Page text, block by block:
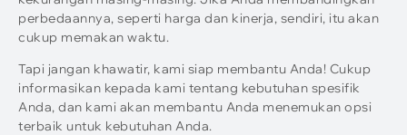
perbedaannya, seperti harga dan kinerja, sendiri, itu akan
cukup memakan waktu.
Tapi jangan khawatir, kami siap membantu Anda! Cukup
informasikan kepada kami tentang kebutuhan spesifik
Anda, dan kami akan membantu Anda menemukan opsi
terbaik untuk kebutuhan Anda.